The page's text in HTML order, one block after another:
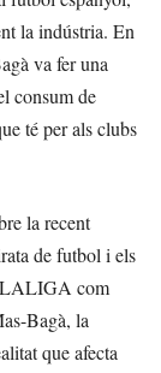
la indústria. En
va fer una
consum de
té per als clubs
la recent
de futbol i els
LALIGA com
Bagà, la
que afecta